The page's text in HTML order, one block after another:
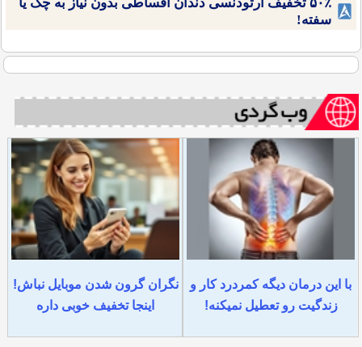
سفته!
با این درمان دیگه کمردرد کار و
زندگیت رو تعطیل نمیکنه!
نگران گرون شدن موبایل نباش!
اینجا تخفیف خوبی داره